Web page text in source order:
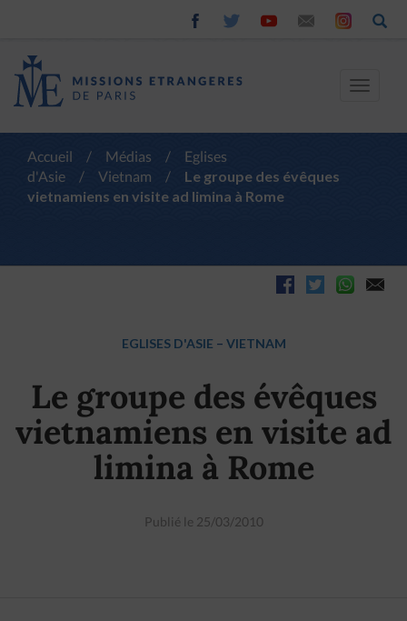
Toggle
Accueil / Médias /
Eglises
d'Asie
/ Vietnam /
Le groupe des évêques
vietnamiens en visite ad limina à Rome
EGLISES D'ASIE – VIETNAM
Le groupe des évêques
vietnamiens en visite ad
limina à Rome
Publié le 25/03/2010